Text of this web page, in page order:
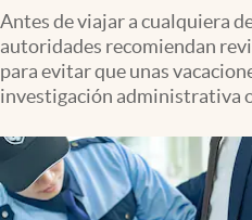
Antes de viajar a cualquiera
autoridades recomiendan
para evitar que unas
investigación administrativa